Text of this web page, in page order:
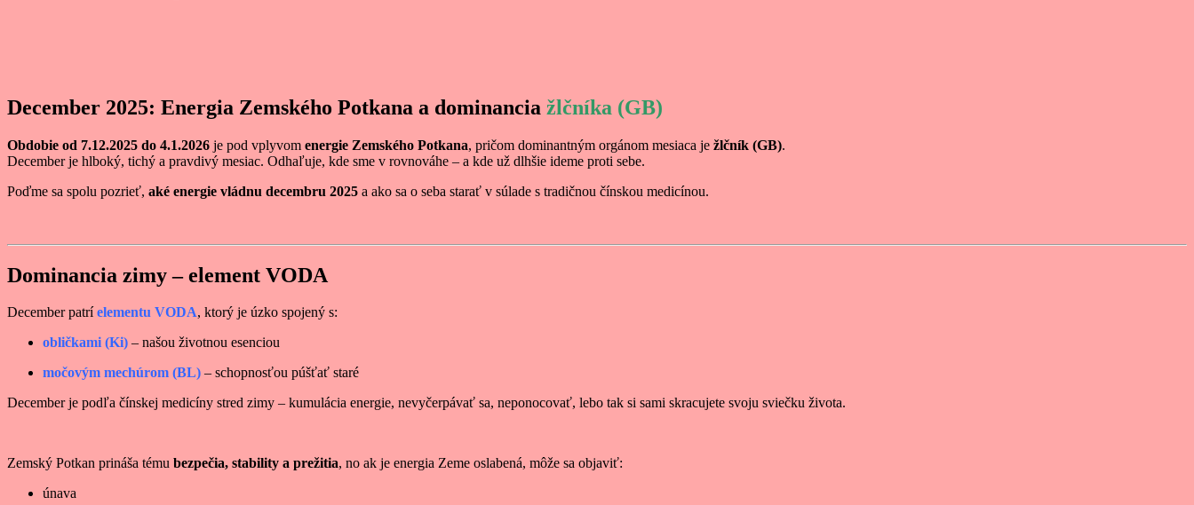
December 2025: Energia Zemského Potkana a dominancia žlčníka (GB)
Obdobie od 7.12.2025 do 4.1.2026 je pod vplyvom energie Zemského Potkana, pričom dominantným orgánom mesiaca je žlčník (GB).
December je hlboký, tichý a pravdivý mesiac. Odhaľuje, kde sme v rovnováhe – a kde už dlhšie ideme proti sebe.
Poďme sa spolu pozrieť, aké energie vládnu decembru 2025 a ako sa o seba starať v súlade s tradičnou čínskou medicínou.
Dominancia zimy – element VODA
December patríelementu VODA, ktorý je úzko spojený s:
obličkami (Ki) – našou životnou esenciou
močovým mechúrom (BL) – schopnosťou púšťať staré
December je podľa čínskej medicíny stred zimy – kumulácia energie, nevyčerpávať sa, neponocovať, lebo tak si sami skracujete svoju sviečku života.
Zemský Potkan prináša tému bezpečia, stability a prežitia, no ak je energia Zeme oslabená, môže sa objaviť:
únava